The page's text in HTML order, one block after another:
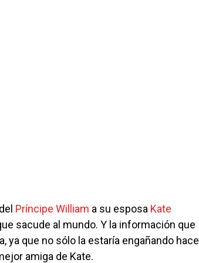
Príncipe William a su esposa Kate
sacude al mundo. Y la información que
ya que no sólo la estaría engañando hace
amiga de Kate.